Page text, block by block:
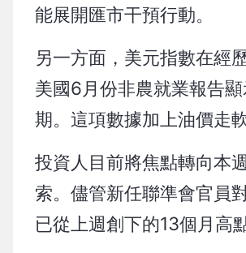
能展開匯市干預行動。
另一方面，美元指數在經
美國6月份非農就業報告
期。這項數據加上油價走
投資人目前將焦點轉向本
索。儘管新任聯準會官員
已從上週創下的13個月高